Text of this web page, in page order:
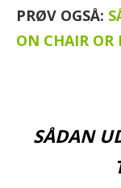
PRØV OGSÅ:
ON CHAIR OR
SÅDAN